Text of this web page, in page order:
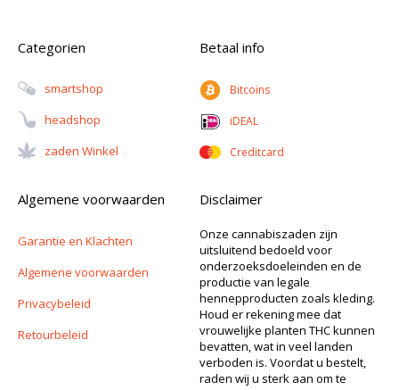
Categorien
Smartshop
Headshop
Zaden Winkel
Betaal info
Bitcoins
iDEAL
Creditcard
Algemene voorwaarden
Garantie en Klachten
Algemene voorwaarden
Privacybeleid
Retourbeleid
Disclaimer
Onze cannabiszaden zijn
uitsluitend bedoeld voor
onderzoeksdoeleinden en de
productie van legale
hennepproducten zoals kleding.
Houd er rekening mee dat
vrouwelijke planten THC kunnen
bevatten, wat in veel landen
verboden is. Voordat u bestelt,
raden wij u sterk aan om te